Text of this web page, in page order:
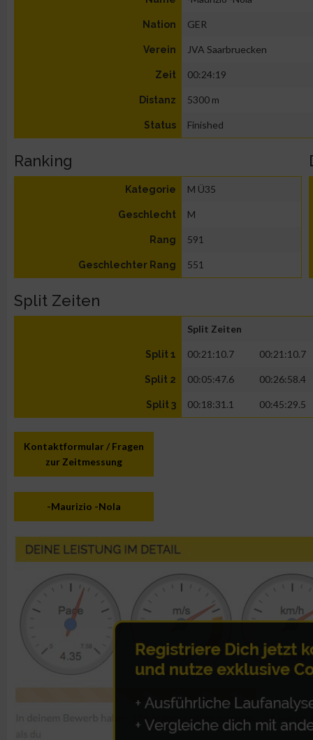
Nation GER
Verein JVA Saarbruecken
Zeit 00:24:19
Distanz 5300 m
Status Finished
Ranking
Kategorie M Ü35
Geschlecht M
Rang 591
Geschlechter Rang 551
Split Zeiten
Split Zeiten
Split 1 00:21:10.7 00:21:10.7
Split 2 00:05:47.6 00:26:58.4
Split 3 00:18:31.1 00:45:29.5
Kontaktformular / Fragen
zur Zeitmessung
-Maurizio -Nola